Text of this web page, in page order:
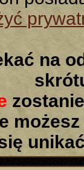
na